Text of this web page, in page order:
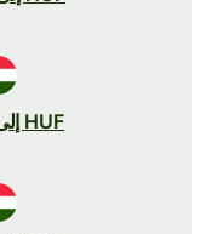
HUF إلى GBP